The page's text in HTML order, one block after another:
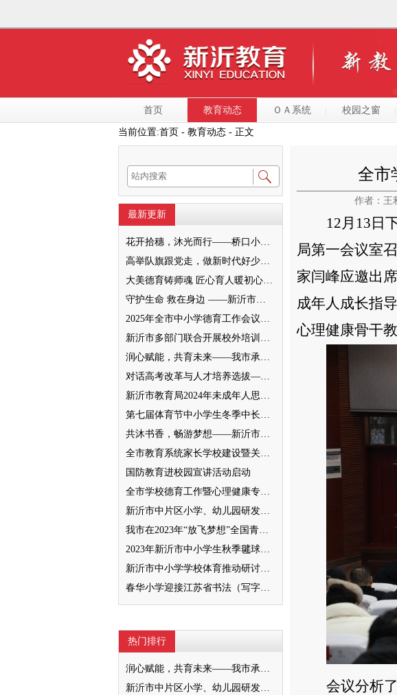
首页 教育动态 ＯＡ系统 校园之窗
当前位置:首页 - 教育动态 - 正文
最新更新
花开拾穗，沐光而行——桥口小学“大美德育之家校和美”暨2022级十岁成长仪式圆满举行
高举队旗跟党走，做新时代好少年—— 新沂市唐店第二小学六一文艺汇演圆满落幕
大美德育铸师魂 匠心育人暖初心 ——墨河中心小学第一期班主任培训活动圆满举行
守护生命 救在身边 ——新沂市新安小学一分校急救知识培训
2025年全市中小学德育工作会议召开
新沂市多部门联合开展校外培训机构专项整治行动
润心赋能，共育未来——我市承办徐州市“润心”行动暨家庭教育宣传周展示活动
对话高考改革与人才培养选拔——我与清北教授面对面
新沂市教育局2024年未成年人思想道德建设工作品牌——家校共育新活力“5A家庭教育陪跑行动”
第七届体育节中小学生冬季中长跑、跳绳比赛举行
共沐书香，畅游梦想——新沂市缔造完美教室名师工作室到唐店尚营小学捐赠图书
全市教育系统家长学校建设暨关工委优质化创建工作推进会召开
国防教育进校园宣讲活动启动
全市学校德育工作暨心理健康专项督导迎检会议召开
新沂市中片区小学、幼儿园研发卓越课程暨班主任素养提升培训活动举行
我市在2023年“放飞梦想”全国青少年纸飞机教育竞赛（江苏省总决赛）获得佳绩
2023年新沂市中小学生秋季毽球比赛举行
新沂市中小学学校体育推动研讨会举行
春华小学迎接江苏省书法（写字）特色学校验收
热门排行
润心赋能，共育未来——我市承办徐州市“润心”行动暨家庭教育宣传周展示活动
新沂市中片区小学、幼儿园研发卓越课程暨班主任素养提升培训活动举行
全市
作者：王
12月13日
局第一会议室召
家闫峰应邀出
成年人成长指
心理健康骨干
会议分析了